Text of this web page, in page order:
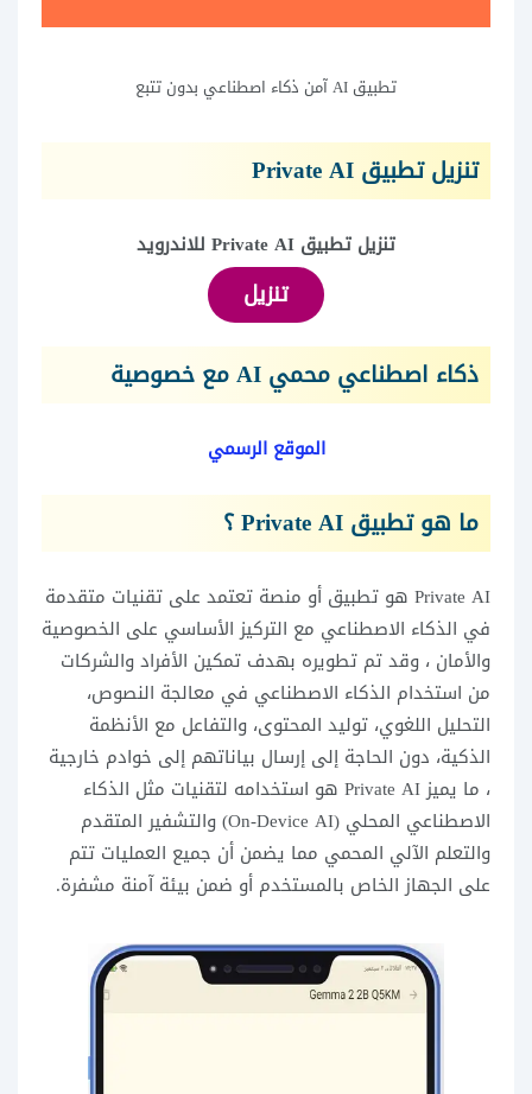
تطبيق AI آمن ذكاء اصطناعي بدون تتبع
تنزيل تطبيق Private AI
تنزيل تطبيق Private AI للاندرويد
تنزيل
ذكاء اصطناعي محمي AI مع خصوصية
الموقع الرسمي
ما هو تطبيق Private AI ؟
Private AI هو تطبيق أو منصة تعتمد على تقنيات متقدمة
في الذكاء الاصطناعي مع التركيز الأساسي على الخصوصية
والأمان ، وقد تم تطويره بهدف تمكين الأفراد والشركات
من استخدام الذكاء الاصطناعي في معالجة النصوص،
التحليل اللغوي، توليد المحتوى، والتفاعل مع الأنظمة
الذكية، دون الحاجة إلى إرسال بياناتهم إلى خوادم خارجية
، ما يميز Private AI هو استخدامه لتقنيات مثل الذكاء
الاصطناعي المحلي (On-Device AI) والتشفير المتقدم
والتعلم الآلي المحمي مما يضمن أن جميع العمليات تتم
على الجهاز الخاص بالمستخدم أو ضمن بيئة آمنة مشفرة.